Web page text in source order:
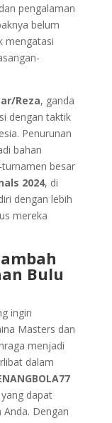
pengalaman
belum
mengatasi
Reza, ganda
dengan taktik
Penurunan
bahan
besar
2024, di
dengan lebih
mereka
Bulu
ingin
Masters dan
menjadi
dalam
dapat
Dengan